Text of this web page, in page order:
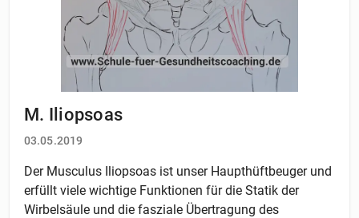
M. Iliopsoas
03.05.2019
Der Musculus Iliopsoas ist unser Haupthüftbeuger und
erfüllt viele wichtige Funktionen für die Statik der
Wirbelsäule und die fasziale Übertragung des